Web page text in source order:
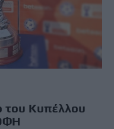
του Κυπέλλου